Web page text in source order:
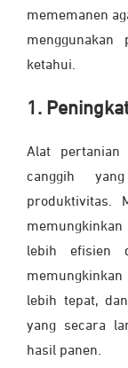
mememanen
ketahui.
1.
Alat pertanian
canggih
produktivitas.
lebih efisien
lebih tepat,
yang secara
hasil panen.